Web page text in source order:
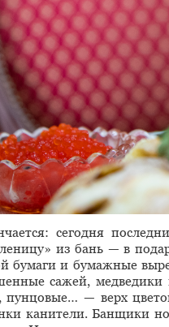
сегодня
из бань — в
бумаги и бумажные
сажей,
пунцовые… — верх
канители. Банщики